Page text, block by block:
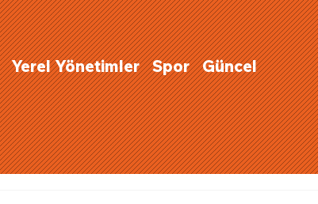
Yerel Yönetimler Spor Güncel